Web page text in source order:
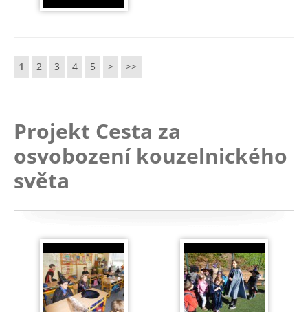
1 2 3 4 5 > >>
Projekt Cesta za
osvobození kouzelnického
světa